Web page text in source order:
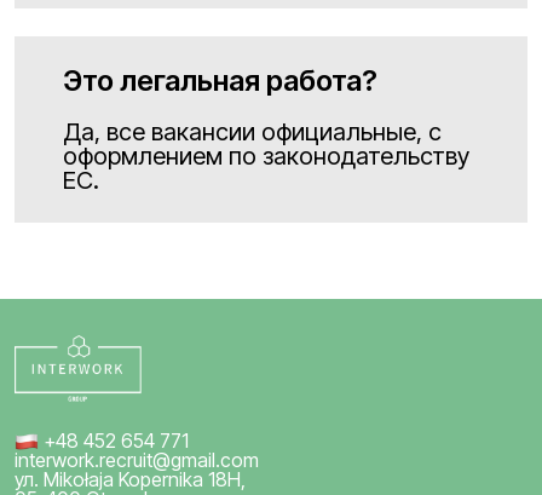
Это легальная работа?
Да, все вакансии официальные, с
оформлением по законодательству
ЕС.
+48 452 654 771
interwork.recruit@gmail.com
ул. Mikołaja Kopernika 18H,